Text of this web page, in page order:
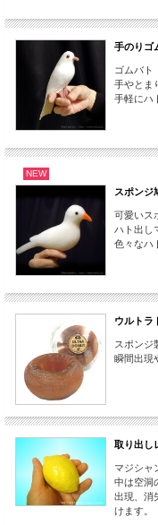
手のりゴ
ゴムバト
手やとま
手軽にハ
NEW
スポンジ
可愛いス
ハト出し
色々なハ
ウルトラ
スポンジ
瞬間出現
取り出し
マジシャ
中は空洞
出現、消
けます。